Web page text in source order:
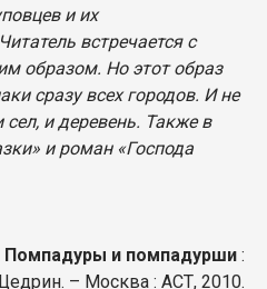
и их
встречается с
образом. Но этот образ
сразу всех городов. И не
сел, и деревень. Также в
и роман «Господа
и помпадурши :
– Москва : АСТ, 2010.